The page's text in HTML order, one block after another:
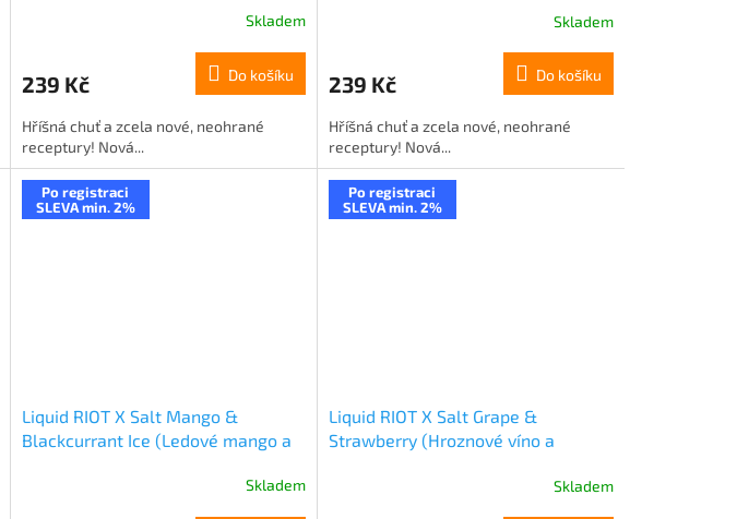
Skladem
239 Kč Do košíku
Hříšná chuť a zcela nové, neohrané
receptury! Nová...
Skladem
239 Kč Do košíku
Hříšná chuť a zcela nové, neohrané
receptury! Nová...
Po registraci
SLEVA min. 2%
Liquid RIOT X Salt Mango &
Blackcurrant Ice (Ledové mango a
Skladem
Po registraci
SLEVA min. 2%
Liquid RIOT X Salt Grape &
Strawberry (Hroznové víno a
Skladem